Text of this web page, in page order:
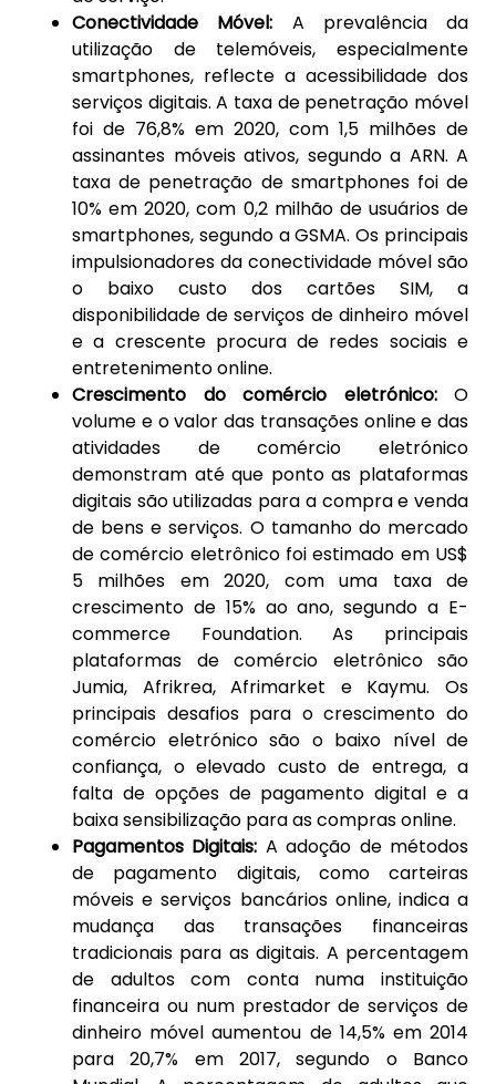
Conectividade Móvel: A prevalência da
utilização de telemóveis, especialmente
smartphones, reflecte a acessibilidade dos
serviços digitais. A taxa de penetração móvel
foi de 76,8% em 2020, com 1,5 milhões de
assinantes móveis ativos, segundo a ARN. A
taxa de penetração de smartphones foi de
10% em 2020, com 0,2 milhão de usuários de
smartphones, segundo a GSMA. Os principais
impulsionadores da conectividade móvel são
o baixo custo dos cartões SIM, a
disponibilidade de serviços de dinheiro móvel
e a crescente procura de redes sociais e
entretenimento online.
Crescimento do comércio eletrónico:O
volume e o valor das transações online e das
atividades de comércio eletrónico
demonstram até que ponto as plataformas
digitais são utilizadas para a compra e venda
de bens e serviços. O tamanho do mercado
de comércio eletrônico foi estimado em US$
5 milhões em 2020, com uma taxa de
crescimento de 15% ao ano, segundo a E-
commerce Foundation. As principais
plataformas de comércio eletrônico são
Jumia, Afrikrea, Afrimarket e Kaymu. Os
principais desafios para o crescimento do
comércio eletrónico são o baixo nível de
confiança, o elevado custo de entrega, a
falta de opções de pagamento digital e a
baixa sensibilização para as compras online.
Pagamentos Digitais: A adoção de métodos
de pagamento digitais, como carteiras
móveis e serviços bancários online, indica a
mudança das transações financeiras
tradicionais para as digitais. A percentagem
de adultos com conta numa instituição
financeira ou num prestador de serviços de
dinheiro móvel aumentou de 14,5% em 2014
para 20,7% em 2017, segundo o Banco